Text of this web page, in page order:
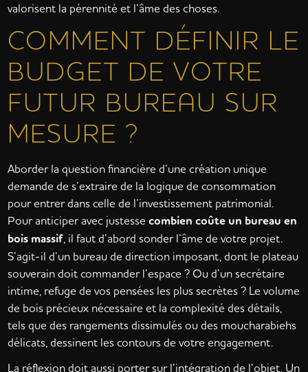
valorisent la pérennité et l’âme des choses.
COMMENT DÉFINIR LE
BUDGET DE VOTRE
FUTUR BUREAU SUR
MESURE ?
Aborder la question financière d’une création unique
demande de s’extraire de la logique de consommation
pour entrer dans celle de l’investissement patrimonial.
Pour anticiper avec justessecombien coûte un bureau en
bois massif, il faut d’abord sonder l’âme de votre projet.
S’agit-il d’un bureau de direction imposant, dont le plateau
souverain doit commander l’espace ? Ou d’un secrétaire
intime, refuge de vos pensées les plus secrètes ? Le volume
de bois précieux nécessaire et la complexité des détails,
tels que des rangements dissimulés ou des moucharabiehs
délicats, dessinent les contours de votre engagement.
La réflexion doit aussi porter sur l’intégration de l’objet. Un